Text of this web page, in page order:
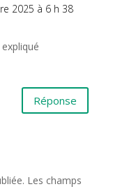
2025 à 6 h 38
Réponse
Les champs